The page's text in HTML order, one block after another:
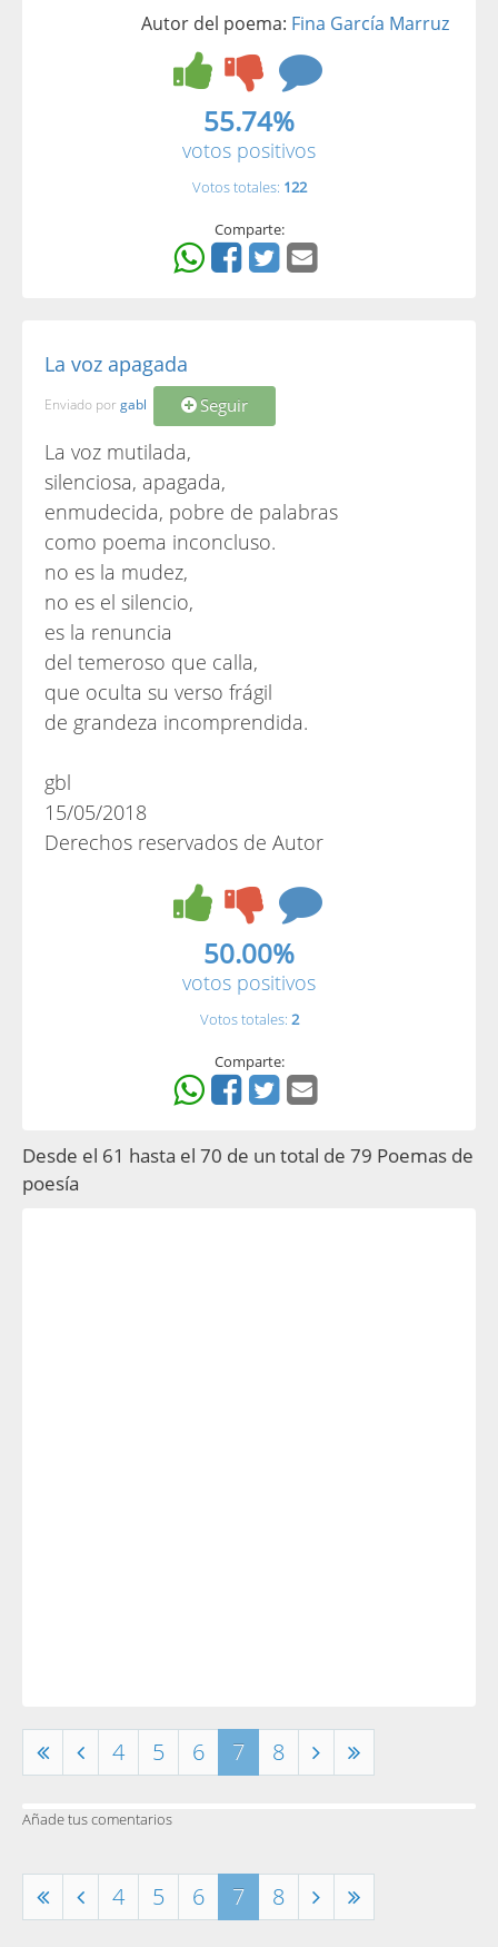
Autor del poema: Fina García Marruz
55.74%
votos positivos
Votos totales: 122
Comparte:
La voz apagada
Enviado por gabl Seguir
La voz mutilada,
silenciosa, apagada,
enmudecida, pobre de palabras
como poema inconcluso.
no es la mudez,
no es el silencio,
es la renuncia
del temeroso que calla,
que oculta su verso frágil
de grandeza incomprendida.
gbl
15/05/2018
Derechos reservados de Autor
50.00%
votos positivos
Votos totales: 2
Comparte:
Desde el 61 hasta el 70 de un total de 79 Poemas de
poesía
4 5 6 7 8
Añade tus comentarios
4 5 6 7 8